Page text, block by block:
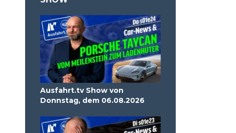
Ausfahrt.tv Show von
Donnstag, dem 06.08.2026